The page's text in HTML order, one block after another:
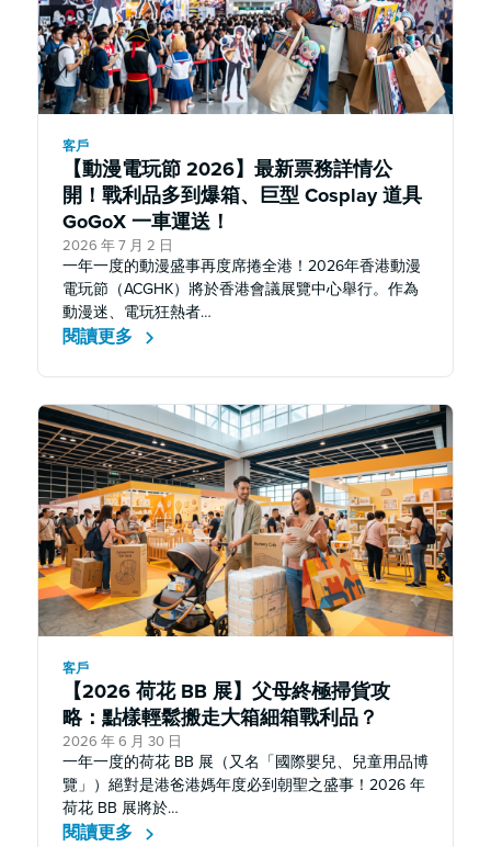
客戶
【動漫電玩節 2026】最新票務詳情公
開！戰利品多到爆箱、巨型 Cosplay 道具
GoGoX 一車運送！
2026 年 7 月 2 日
一年一度的動漫盛事再度席捲全港！2026年香港動漫
電玩節（ACGHK）將於香港會議展覽中心舉行。作為
動漫迷、電玩狂熱者…
閱讀更多
客戶
【2026 荷花 BB 展】父母終極掃貨攻
略：點樣輕鬆搬走大箱細箱戰利品？
2026 年 6 月 30 日
一年一度的荷花 BB 展（又名「國際嬰兒、兒童用品博
覽」）絕對是港爸港媽年度必到朝聖之盛事！2026 年
荷花 BB 展將於…
閱讀更多